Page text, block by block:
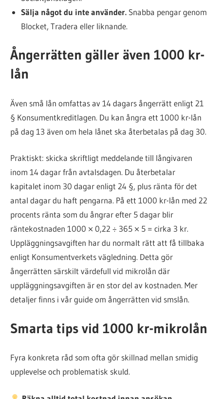
Sälja något du inte använder.Snabba pengar genom
Blocket, Tradera eller liknande.
Ångerrätten gäller även 1000 kr-
lån
Även små lån omfattas av 14 dagars ångerrätt enligt 21
§ Konsumentkreditlagen. Du kan ångra ett 1000 kr-lån
på dag 13 även om hela lånet ska återbetalas på dag 30.
Praktiskt: skicka skriftligt meddelande till långivaren
inom 14 dagar från avtalsdagen. Du återbetalar
kapitalet inom 30 dagar enligt 24 §, plus ränta för det
antal dagar du haft pengarna. På ett 1000 kr-lån med 22
procents ränta som du ångrar efter 5 dagar blir
räntekostnaden 1000 × 0,22 ÷ 365 × 5 = cirka 3 kr.
Uppläggningsavgiften har du normalt rätt att få tillbaka
enligt Konsumentverkets vägledning. Detta gör
ångerrätten särskilt värdefull vid mikrolån där
uppläggningsavgiften är en stor del av kostnaden. Mer
detaljer finns i vår guide om ångerrätten vid smslån.
Smarta tips vid 1000 kr-mikrolån
Fyra konkreta råd som ofta gör skillnad mellan smidig
upplevelse och problematisk skuld.